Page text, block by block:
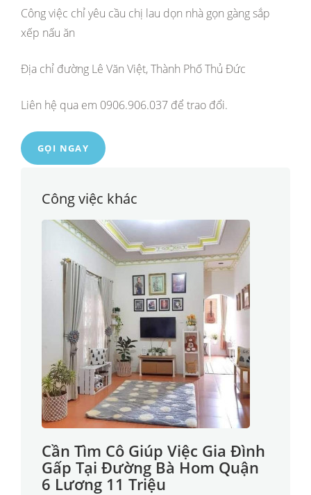
Công việc chỉ yêu cầu chị lau dọn nhà gọn gàng sắp
xếp nấu ăn
Địa chỉ đường Lê Văn Việt, Thành Phố Thủ Đức
Liên hệ qua em 0906.906.037 để trao đổi.
GỌI NGAY
Công việc khác
Cần Tìm Cô Giúp Việc Gia Đình
Gấp Tại Đường Bà Hom Quận
6 Lương 11 Triệu